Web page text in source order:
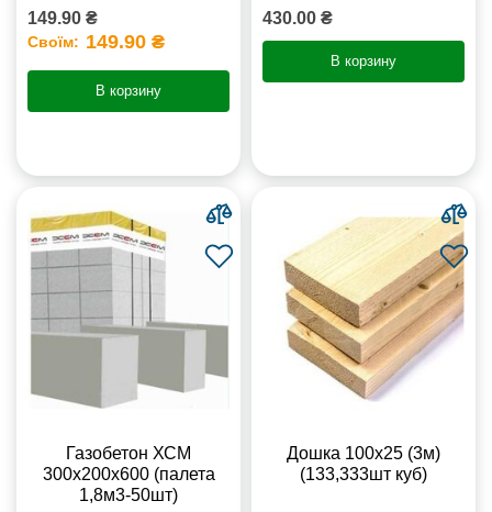
149.90 ₴
Своїм: 149.90 ₴
В корзину
430.00 ₴
В корзину
Газобетон ХСМ
300x200x600 (палета
1,8м3-50шт)
Дошка 100х25 (3м)
(133,333шт куб)